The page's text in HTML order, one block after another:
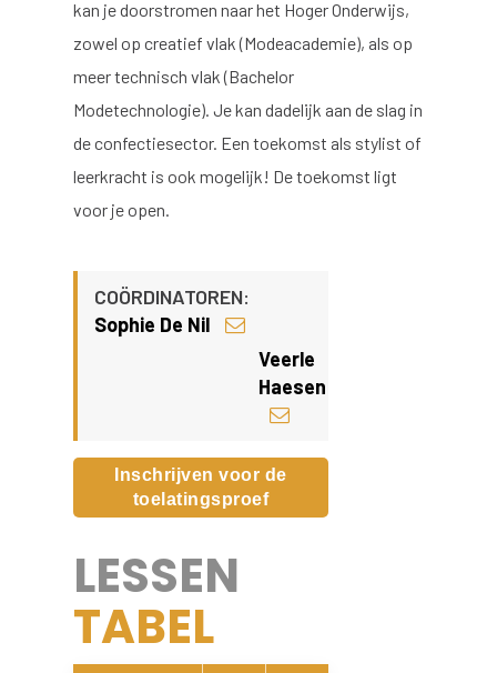
kan je doorstromen naar het Hoger Onderwijs,
zowel op creatief vlak (Modeacademie), als op
meer technisch vlak (Bachelor
Modetechnologie). Je kan dadelijk aan de slag in
de confectiesector. Een toekomst als stylist of
leerkracht is ook mogelijk! De toekomst ligt
voor je open.
COÖRDINATOREN:
Sophie De Nil
Veerle
Haesen
Inschrijven voor de
toelatingsproef
LESSEN
TABEL